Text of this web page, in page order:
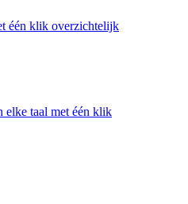
één klik overzichtelijk
elke taal met één klik